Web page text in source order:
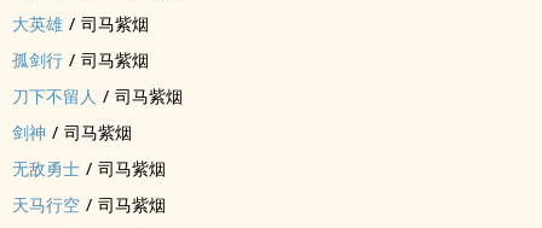
大英雄 / 司马紫烟
孤剑行 / 司马紫烟
刀下不留人 / 司马紫烟
剑神 / 司马紫烟
无敌勇士 / 司马紫烟
天马行空 / 司马紫烟